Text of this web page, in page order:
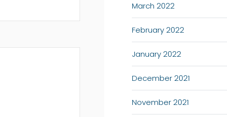
March 2022
February 2022
January 2022
December 2021
November 2021